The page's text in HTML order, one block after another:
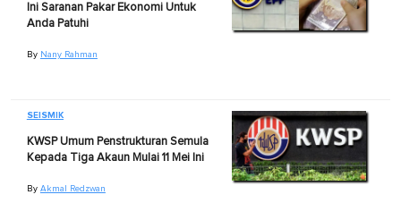
Ini Saranan Pakar Ekonomi Untuk
Anda Patuhi
By Nany Rahman
SEISMIK
KWSP Umum Penstrukturan Semula
Kepada Tiga Akaun Mulai 11 Mei Ini
By Akmal Redzwan